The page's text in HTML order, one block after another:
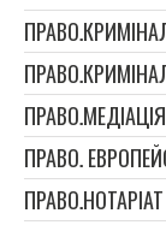
ПРАВО.МЕДІАЦІЯ
ПРАВО.
ПРАВО.НОТАРІАТ